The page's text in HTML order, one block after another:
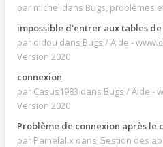
par michel dans Bugs, problèmes
impossible d'entrer aux tables
par didou dans Bugs / Aide -
Version 2020
connexion
par Casus1983 dans Bugs / Aide -
Version 2020
Problème de connexion après le
par Pamelalix dans Gestion des